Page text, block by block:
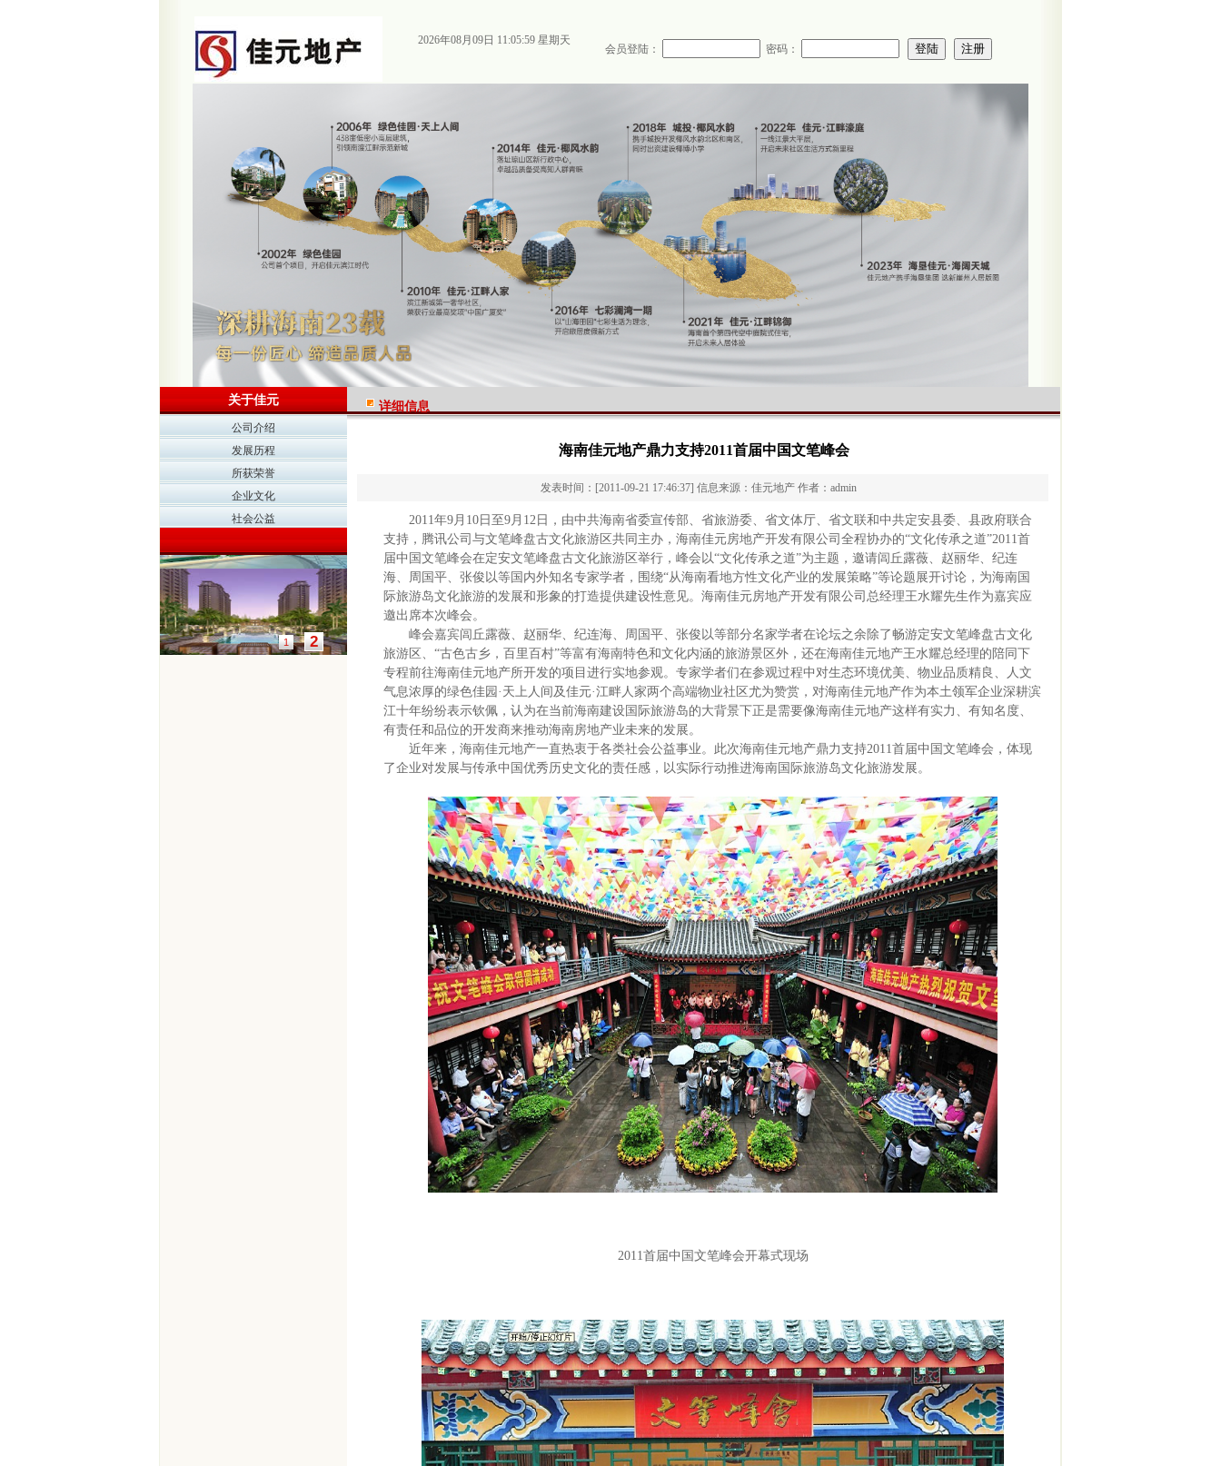
2026年08月09日 11:06:01 星期天
会员登陆： 密码：
关于佳元
公司介绍
发展历程
所获荣誉
企业文化
社会公益
1 2
详细信息
海南佳元地产鼎力支持2011首届中国文笔峰会
发表时间：[2011-09-21 17:46:37] 信息来源：佳元地产 作者：admin
2011年9月 10 日 至9月 12 日 ，由中共海南省委宣传部、省旅游委、省文体厅、省文联和中共定安县委、县政府联合
支持，腾讯公司与文笔峰盘古文化旅游区共同主办，海南佳元房地产开发有限公司全程协办的“文化传承之道”2011首
届中国文笔峰会在定安文笔峰盘古文化旅游区举行，峰会以“文化传承之道”为主题，邀请闾丘露薇、赵丽华、纪连
海、周国平、张俊以等国内外知名专家学者，围绕“从海南看地方性文化产业的发展策略”等论题展开讨论，为海南国
际旅游岛文化旅游的发展和形象的打造提供建设性意见。海南佳元房地产开发有限公司总经理王水耀先生作为嘉宾应
邀出席本次峰会。
峰会嘉宾闾丘露薇、赵丽华、纪连海、周国平、张俊以等部分名家学者在论坛之余除了畅游定安文笔峰盘古文化
旅游区、 “古色古乡，百里百村”等富有海南特色和文化内涵的旅游景区外，还在海南佳元地产王水耀总经理的陪同下
专程前往海南佳元地产所开发的项目进行实地参观。专家学者们在参观过程中对生态环境优美、物业品质精良、人文
气息浓厚的绿色佳园 · 天上人间及佳元·江畔人家两个高端物业社区尤为赞赏，对海南佳元地产作为本土领军企业深耕滨
江十年纷纷表示钦佩，认为在当前海南建设国际旅游岛的大背景下正是需要像海南佳元地产这样有实力、有知名度、
有责任和品位的开发商来推动海南房地产业未来的发展。
近年来，海南佳元地产一直热衷于各类社会公益事业。此次海南佳元地产鼎力支持2011首届中国文笔峰会，体现
了企业对发展与传承中国优秀历史文化的责任感，以实际行动推进海南国际旅游岛文化旅游发展。
2011首届中国文笔峰会开幕式现场